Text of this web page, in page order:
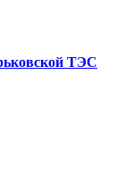
ТЭС